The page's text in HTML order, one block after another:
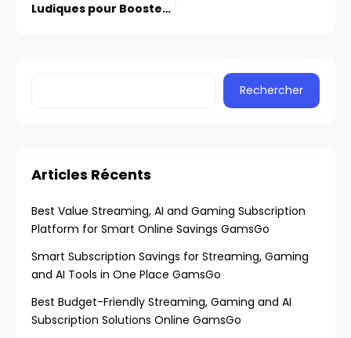
Ludiques pour Booster
Rechercher
Articles Récents
Best Value Streaming, AI and Gaming Subscription
Platform for Smart Online Savings GamsGo
Smart Subscription Savings for Streaming, Gaming
and AI Tools in One Place GamsGo
Best Budget-Friendly Streaming, Gaming and AI
Subscription Solutions Online GamsGo